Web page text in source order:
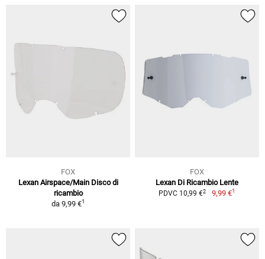
FOX
Lexan Airspace/Main Disco di
ricambio
da 9,99 €1
FOX
Lexan Di Ricambio Lente
PDVC 10,99 €2 9,99 €1